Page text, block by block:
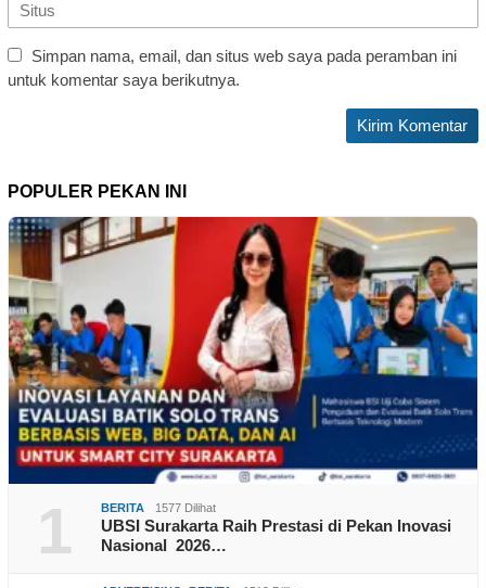
Simpan nama, email, dan situs web saya pada peramban ini
untuk komentar saya berikutnya.
POPULER PEKAN INI
1 BERITA 1577 Dilihat
UBSI Surakarta Raih Prestasi di Pekan Inovasi
Nasional 2026…